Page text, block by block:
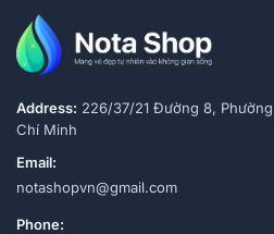
Address: 226/37/21 Đường 8,
Chí Minh
Email:
notashopvn@gmail.com
Phone: